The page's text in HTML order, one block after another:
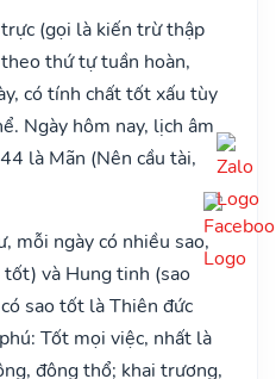
(gọi là kiến trừ thập
thứ tự tuần hoàn,
có tính chất tốt xấu tùy
Ngày hôm nay, lịch âm
là Mãn (Nên cầu tài,
mỗi ngày có nhiều sao,
và Hung tinh (sao
sao tốt là Thiên đức
Tốt mọi việc, nhất là
động thổ; khai trương,